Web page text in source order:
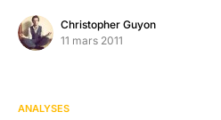
Christopher Guyon
11 mars 2011
ANALYSES